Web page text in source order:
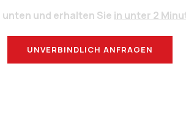
und erhalten Sie in unter 2
UNVERBINDLICH ANFRAGEN